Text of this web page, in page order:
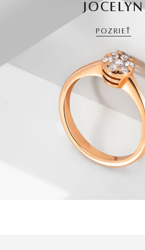
JOCELYN
POZRIEŤ